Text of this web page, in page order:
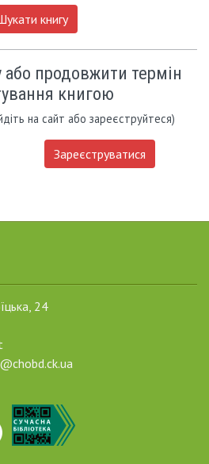
книгу
продовжити термін
книгою
на сайт або зареєструйтеся)
Зареєструватися
24